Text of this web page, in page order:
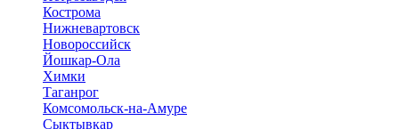
Кострома
Нижневартовск
Новороссийск
Йошкар-Ола
Химки
Таганрог
Комсомольск-на-Амуре
Сыктывкар